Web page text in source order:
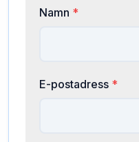
Namn *
E-postadress *